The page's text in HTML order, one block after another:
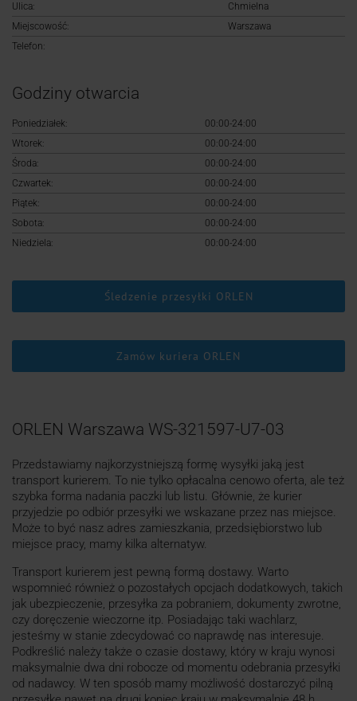
Ulica:
Chmielna
Miejscowość:
Warszawa
Telefon:
Godziny otwarcia
Poniedziałek:
00:00-24:00
Wtorek:
00:00-24:00
Środa:
00:00-24:00
Czwartek:
00:00-24:00
Piątek:
00:00-24:00
Sobota:
00:00-24:00
Niedziela:
00:00-24:00
Śledzenie przesyłki ORLEN
Zamów kuriera ORLEN
ORLEN Warszawa WS-321597-U7-03
Przedstawiamy najkorzystniejszą formę wysyłki jaką jest
transport kurierem. To nie tylko opłacalna cenowo oferta, ale też
szybka forma nadania paczki lub listu. Głównie, że kurier
przyjedzie po odbiór przesyłki we wskazane przez nas miejsce.
Może to być nasz adres zamieszkania, przedsiębiorstwo lub
miejsce pracy, mamy kilka alternatyw.
Transport kurierem jest pewną formą dostawy. Warto
wspomnieć również o pozostałych opcjach dodatkowych, takich
jak ubezpieczenie, przesyłka za pobraniem, dokumenty zwrotne,
czy doręczenie wieczorne itp. Posiadając taki wachlarz,
jesteśmy w stanie zdecydować co naprawdę nas interesuje.
Podkreślić należy także o czasie dostawy, który w kraju wynosi
maksymalnie dwa dni robocze od momentu odebrania przesyłki
od nadawcy. W ten sposób mamy możliwość dostarczyć pilną